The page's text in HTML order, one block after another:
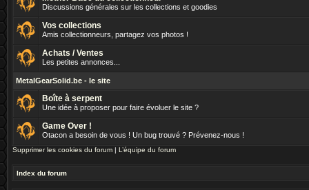
Discussions générales sur les collections et goodies
Vos collections
Amis collectionneurs, partagez vos photos !
Achats / Ventes
Les petites annonces...
MetalGearSolid.be - le site
Boîte à serpent
Une idée à proposer pour faire évoluer le site ?
Game Over !
Otacon a besoin de vous ! Un bug trouvé ? Prévenez-nous !
Supprimer les cookies du forum | L’équipe du forum
Index du forum